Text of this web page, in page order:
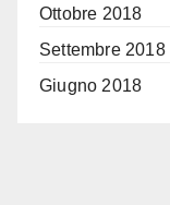
Ottobre 2018
Settembre 2018
Giugno 2018